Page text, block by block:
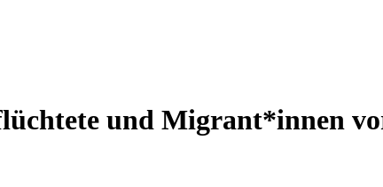
und Migrant*innen